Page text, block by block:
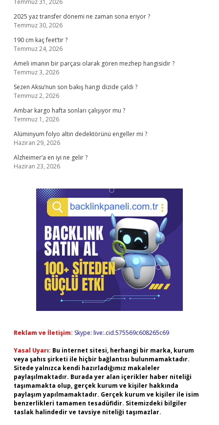
Temmuz 31, 2026
2025 yaz transfer dönemi ne zaman sona eriyor ?
Temmuz 30, 2026
190 cm kaç feet’tir ?
Temmuz 24, 2026
Ameli imanın bir parçası olarak gören mezhep hangisidir ?
Temmuz 3, 2026
Sezen Aksu’nun son bakış hangi dizide çaldı ?
Temmuz 2, 2026
Ambar kargo hafta sonları çalışıyor mu ?
Temmuz 1, 2026
Alüminyum folyo altın dedektörünü engeller mi ?
Haziran 29, 2026
Alzheimer’a en iyi ne gelir ?
Haziran 23, 2026
Reklam ve İletişim: Skype: live:.cid.575569c608265c69
Yasal Uyarı: Bu internet sitesi, herhangi bir marka, kurum
veya şahıs şirketi ile hiçbir bağlantısı bulunmamaktadır.
Sitede yalnızca kendi hazırladığımız makaleler
paylaşılmaktadır. Burada yer alan içerikler haber niteliği
taşımamakta olup, gerçek kurum ve kişiler hakkında
paylaşım yapılmamaktadır. Gerçek kurum ve kişiler ile isim
benzerlikleri tamamen tesadüfidir. Sitemizdeki bilgiler
taslak halindedir ve tavsiye niteliği taşımazlar.